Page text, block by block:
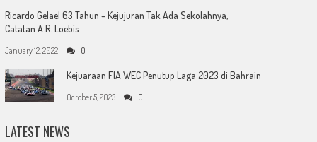
Ricardo Gelael 63 Tahun – Kejujuran Tak Ada Sekolahnya,
Catatan A.R. Loebis
January 12, 2022 0
Kejuaraan FIA WEC Penutup Laga 2023 di Bahrain
October 5, 2023 0
LATEST NEWS